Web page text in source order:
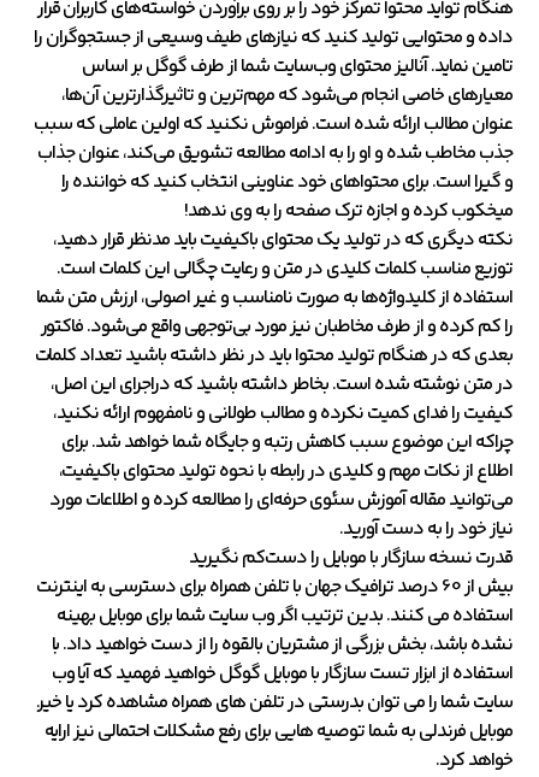
هنگام تواید محتوا تمرکز خود را بر روی برآوردن خواسته‌های کاربران قرار
داده و محتوایی تولید کنید که نیازهای طیف وسیعی از جستجوگران را
تامین نماید. آنالیز محتوای وب‌سایت شما از طرف گوگل بر اساس
معیارهای خاصی انجام می‌شود که مهم‌ترین و تاثیرگذارترین آن‌ها،
عنوان مطالب ارائه شده است. فراموش نکنید که اولین عاملی که سبب
جذب مخاطب شده و او را به ادامه مطالعه تشویق می‌کند، عنوان جذاب
و گیرا است. برای محتواهای خود عناوینی انتخاب کنید که خواننده را
میخکوب کرده و اجازه ترک صفحه را به وی ندهد!
نکته دیگری که در تولید یک محتوای باکیفیت باید مدنظر قرار دهید،
توزیع مناسب کلمات کلیدی در متن و رعایت چگالی این کلمات است.
استفاده از کلیدواژه‌ها به صورت نامناسب و غیر اصولی، ارزش متن شما
را کم کرده و از طرف مخاطبان نیز مورد بی‌توجهی واقع می‌شود. فاکتور
بعدی که در هنگام تولید محتوا باید در نظر داشته باشید تعداد کلمات
در متن نوشته شده است. بخاطر داشته باشید که دراجرای این اصل،
کیفیت را فدای کمیت نکرده و مطالب طولانی و نامفهوم ارائه نکنید،
چراکه این موضوع سبب کاهش رتبه و جایگاه شما خواهد شد. برای
اطلاع از نکات مهم و کلیدی در رابطه با نحوه تولید محتوای باکیفیت،
می‌توانید مقاله آموزش سئوی حرفه‌ای را مطالعه کرده و اطلاعات مورد
نیاز خود را به دست آورید.
قدرت نسخه سازگار با موبایل را دست‌کم نگیرید
بیش از 60 درصد ترافیک جهان با تلفن همراه برای دسترسی به اینترنت
استفاده می کنند. بدین ترتیب اگر وب سایت شما برای موبایل بهینه
نشده باشد، بخش بزرگی از مشتریان بالقوه را از دست خواهید داد. با
استفاده از ابزار تست سازگار با موبایل گوگل خواهید فهمید که آیا وب
سایت شما را می توان بدرستی در تلفن های همراه مشاهده کرد یا خیر.
موبایل فرندلی به شما توصیه هایی برای رفع مشکلات احتمالی نیز ارایه
خواهد کرد.